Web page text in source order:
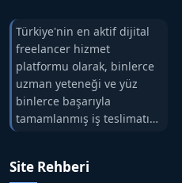
Türkiye'nin en aktif dijital
freelancer hizmet
platformu olarak, binlerce
uzman yeteneği ve yüz
binlerce başarıyla
tamamlanmış iş teslimatını
tek çatıda buluşturuyoruz.
arasındaki süreci risksiz
Site Rehberi